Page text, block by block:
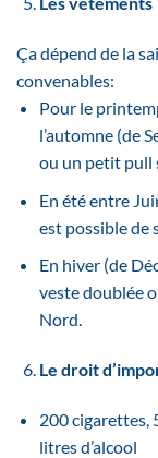
Ça dépend de la
convenables:
Pour le
l’automne (de
ou un petit pull
En été entre
est possible de
En hiver (de
veste doublée
Nord.
Le droit
200 cigarettes,
litres d’alcool